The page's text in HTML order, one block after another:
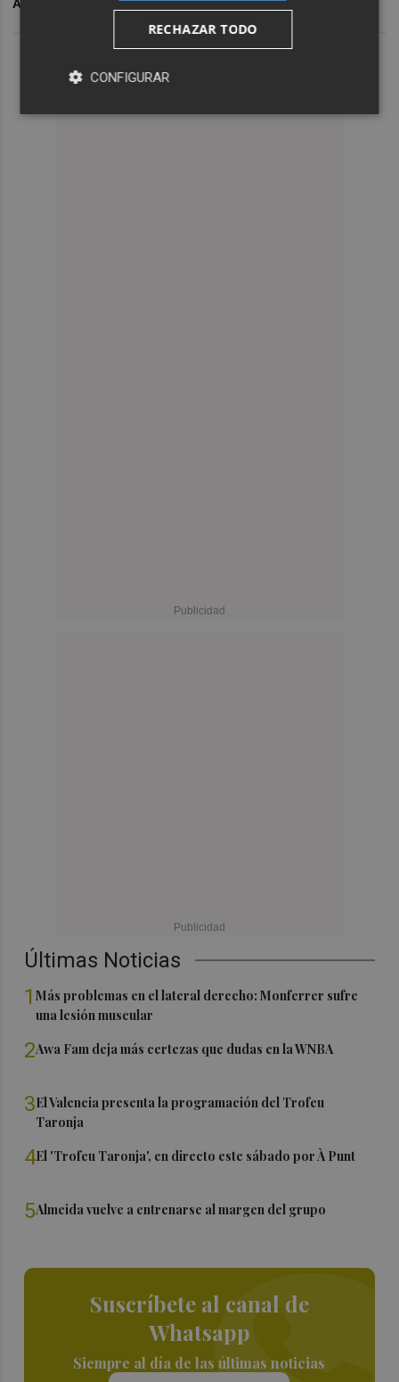
Últimas Noticias
1Más problemas en el lateral derecho: Monferrer sufre
una lesión muscular
2Awa Fam deja más certezas que dudas en la WNBA
3El Valencia presenta la programación del Trofeu
Taronja
4El 'Trofeu Taronja', en directo este sábado por À Punt
5Almeida vuelve a entrenarse al margen del grupo
Suscríbete al canal de
Whatsapp
Siempre al día de las últimas noticias
ARCHIVADO EN ELCHE CF ATHLETIC DE BILBAO
RECHAZAR TODO
CONFIGURAR